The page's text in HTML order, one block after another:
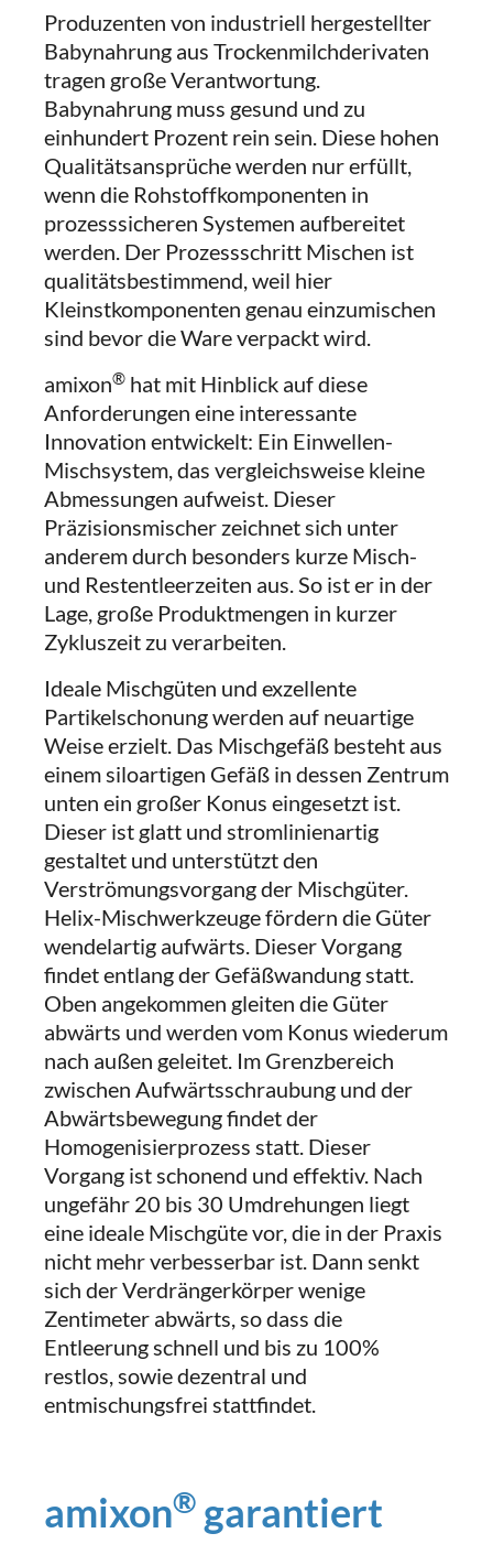
Produzenten von industriell hergestellter
Babynahrung aus Trockenmilchderivaten
tragen große Verantwortung.
Babynahrung muss gesund und zu
einhundert Prozent rein sein. Diese hohen
Qualitätsansprüche werden nur erfüllt,
wenn die Rohstoffkomponenten in
prozesssicheren Systemen aufbereitet
werden. Der Prozessschritt Mischen ist
qualitätsbestimmend, weil hier
Kleinstkomponenten genau einzumischen
sind bevor die Ware verpackt wird.
amixon® hat mit Hinblick auf diese
Anforderungen eine interessante
Innovation entwickelt: Ein Einwellen-
Mischsystem, das vergleichsweise kleine
Abmessungen aufweist. Dieser
Präzisionsmischer zeichnet sich unter
anderem durch besonders kurze Misch-
und Restentleerzeiten aus. So ist er in der
Lage, große Produktmengen in kurzer
Zykluszeit zu verarbeiten.
Ideale Mischgüten und exzellente
Partikelschonung werden auf neuartige
Weise erzielt. Das Mischgefäß besteht aus
einem siloartigen Gefäß in dessen Zentrum
unten ein großer Konus eingesetzt ist.
Dieser ist glatt und stromlinienartig
gestaltet und unterstützt den
Verströmungsvorgang der Mischgüter.
Helix-Mischwerkzeuge fördern die Güter
wendelartig aufwärts. Dieser Vorgang
findet entlang der Gefäßwandung statt.
Oben angekommen gleiten die Güter
abwärts und werden vom Konus wiederum
nach außen geleitet. Im Grenzbereich
zwischen Aufwärtsschraubung und der
Abwärtsbewegung findet der
Homogenisierprozess statt. Dieser
Vorgang ist schonend und effektiv. Nach
ungefähr 20 bis 30 Umdrehungen liegt
eine ideale Mischgüte vor, die in der Praxis
nicht mehr verbesserbar ist. Dann senkt
sich der Verdrängerkörper wenige
Zentimeter abwärts, so dass die
Entleerung schnell und bis zu 100%
restlos, sowie dezentral und
entmischungsfrei stattfindet.
amixon® garantiert